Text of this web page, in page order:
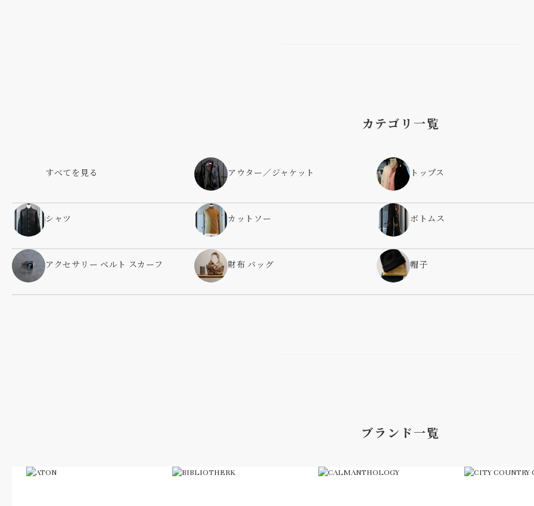
カテゴリ一覧
すべてを見る アウター／ジャケット トップス
シャツ カットソー ボトムス
アクセサリー ベルト スカーフ 財布 バッグ 帽子
ブランド一覧